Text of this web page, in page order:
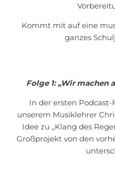
Kommt mit auf eine
ganzes
Folge 1: „Wir machen
In der ersten
unserem Musiklehrer
Idee zu „Klang des
Großprojekt von den